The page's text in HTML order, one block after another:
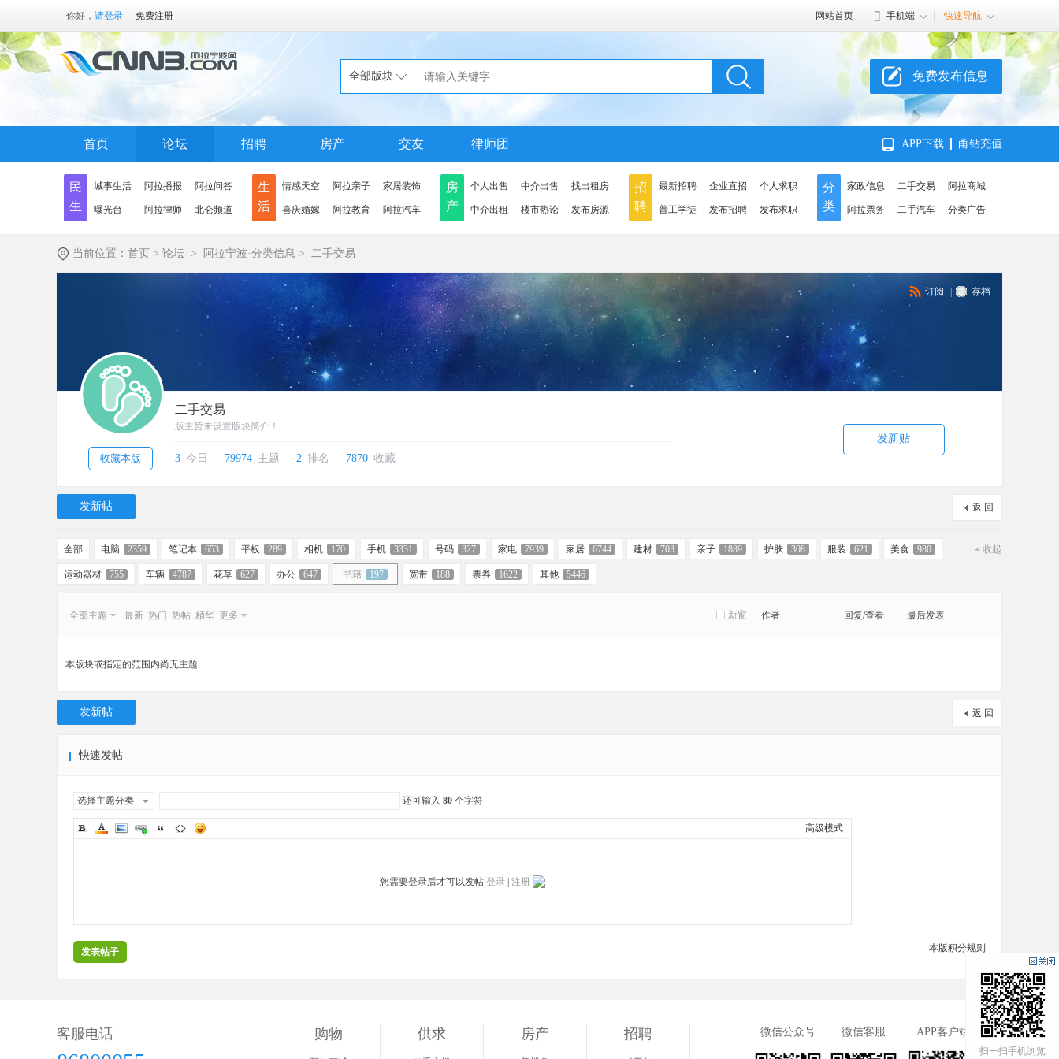
你好， 请登录 免费注册 网站首页 手机端 快速导航
全部版块 免费发布信息
首页 论坛 招聘 房产 交友 律师团 APP下载 甬钻充值
民
生
城事生活 阿拉播报 阿拉问答
曝光台 阿拉律师 北仑频道
生
活
情感天空 阿拉亲子 家居装饰
喜庆婚嫁 阿拉教育 阿拉汽车
房
产
个人出售 中介出售 找出租房
中介出租 楼市热论 发布房源
招
聘
最新招聘 企业直招 个人求职
普工学徒 发布招聘 发布求职
分
类
家政信息 二手交易 阿拉商城
阿拉票务 二手汽车 分类广告
当前位置： 首页 > 论坛 > 阿拉宁波·分类信息 > 二手交易
订阅 存档
收藏本版
二手交易
版主暂未设置版块简介！
3 今日 79974 主题 2 排名 7870 收藏
发新贴
返 回
发新帖
收起
全部 电脑 2359 笔记本 653 平板 289 相机 170 手机 3331 号码 327 家电 7939 家居 6744 建材 703 亲子 1889 护肤 308 服装 621 美食 980
运动器材 755 车辆 4787 花草 627 办公 647 书籍 197 宽带 188 票券 1622 其他 5446
新窗
全部主题 最新 热门 热帖 精华 更多 作者 回复/查看 最后发表
本版块或指定的范围内尚无主题
返 回
发新帖
快速发帖
选择主题分类 还可输入 80 个字符
高级模式
您需要登录后才可以发帖 登录 注册
本版积分规则
发表帖子
扫一扫手机浏览
客服电话 购物 供求 房产 招聘 微信公众号 微信客服 APP客户端